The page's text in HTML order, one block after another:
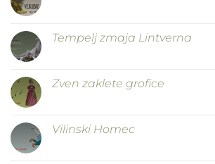
Tempelj zmaja Lintverna
Zven zaklete grofice
Vilinski Homec